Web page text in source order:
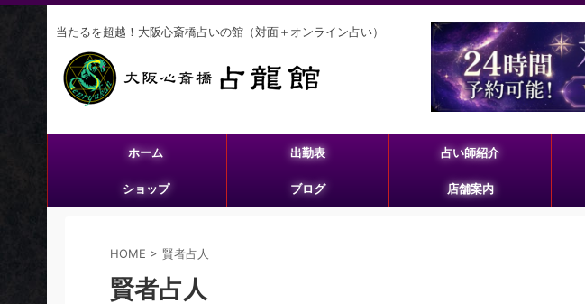
当たるを超越！大阪心斎橋占いの館（対面＋オンライン占い）
ホーム 出勤表 占い師紹介
ショップ ブログ 店舗案内
HOME > 賢者占人
賢者占人